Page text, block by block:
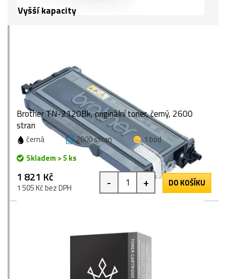
Vyšší kapacity
Brother TN-2120Bk, originální toner, černý, 2600
stran
černá 2600 stran
1 bod
Skladem > 5 ks
1 821 Kč
1 505 Kč bez DPH - + DO KOŠÍKU